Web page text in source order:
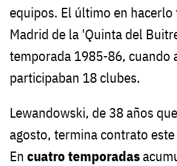
equipos. El último en hacerlo
Madrid de la 'Quinta del
temporada 1985-86, cuando
participaban 18 clubes.
Lewandowski, de 38 años
agosto, termina contrato
En cuatro temporadas